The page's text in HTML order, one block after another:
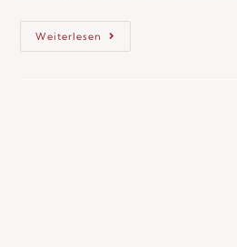
Weiterlesen